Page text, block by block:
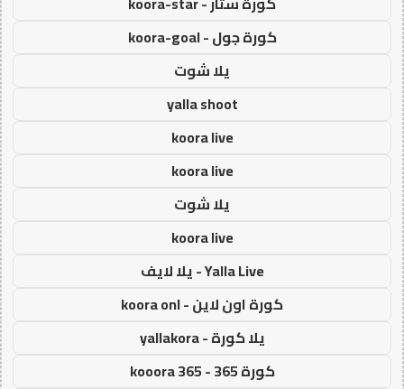
كورة جول - koora-goal
يلا شوت
yalla shoot
koora live
koora live
يلا شوت
koora live
Yalla Live - يلا لايف
كورة اون لاين - koora onl
يلا كورة - yallakora
كورة 365 - kooora 365